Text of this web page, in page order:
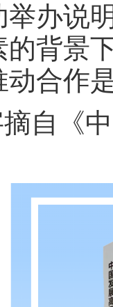
举办说
的背景
动合作
自《